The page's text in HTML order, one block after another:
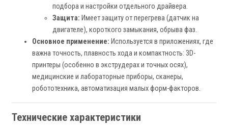
подбора и настройки отдельного драйвера.
Защита: Имеет защиту от перегрева (датчик на
двигателе), короткого замыкания, обрыва фаз.
Основное применение: Используется в приложениях, где
важна точность, плавность хода и компактность: 3D-
принтеры (особенно в экструдерах и точных осях),
медицинские и лабораторные приборы, сканеры,
робототехника, автоматизация малых форм-факторов.
Технические характеристики